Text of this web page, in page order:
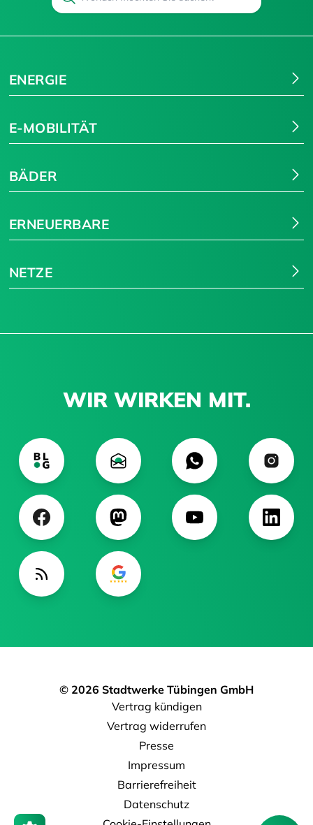
ENERGIE
E-MOBILITÄT
BÄDER
ERNEUERBARE
NETZE
WIR WIRKEN MIT.
© 2026 Stadtwerke Tübingen GmbH
Vertrag kündigen
Vertrag widerrufen
Presse
Impressum
Barrierefreiheit
Datenschutz